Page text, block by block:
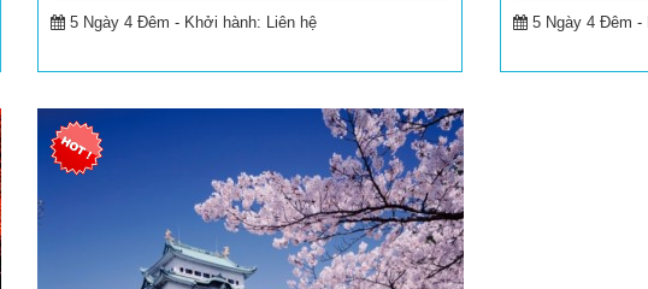
5 Ngày 4 Đêm - Khởi hành: Liên hệ 5 Ngày 4 Đêm -